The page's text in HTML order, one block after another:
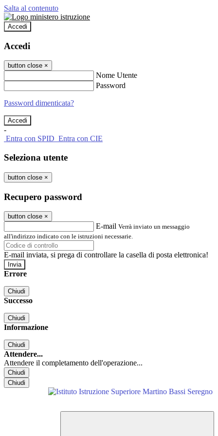
Salta al contenuto
Accedi
Accedi
button close ×
Nome Utente
Password
Password dimenticata?
-
Entra con SPID Entra con CIE
Seleziona utente
button close ×
Recupero password
button close ×
E-mail Verrà inviato un messaggio
all'indirizzo indicato con le istruzioni necessarie.
E-mail inviata, si prega di controllare la casella di posta elettronica!
Errore
Chiudi
Successo
Chiudi
Informazione
Chiudi
Attendere...
Attendere il completamento dell'operazione...
Chiudi
Chiudi